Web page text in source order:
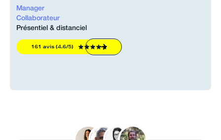
Manager
Collaborateur
Présentiel & distanciel
161 avis (4.6/5)